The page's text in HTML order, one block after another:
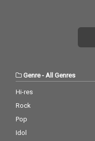
を、リアルタイムで浴
ルへの深い愛情に満ち
たサウンドとヴォーカ
ルで、モダンかつフレ
る。 プロデュースは、
クスでまとめあげた、
傑作カヴァーとなっ
た。
Genre- All Genres
Hi-res
Rock
Pop
Idol